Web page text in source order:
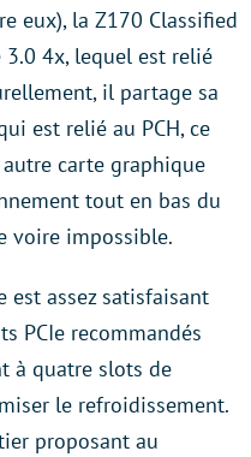
eux), la Z170 Classified
4x, lequel est relié
il partage sa
est relié au PCH, ce
carte graphique
tout en bas du
voire impossible.
est assez satisfaisant
PCIe recommandés
à quatre slots de
le refroidissement.
proposant au